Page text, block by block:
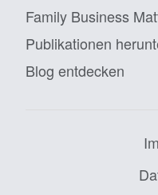
Family Business
Publikationen
Blog entdecken